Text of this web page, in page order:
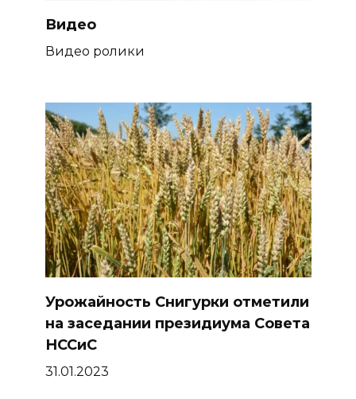
Видео
Видео ролики
Урожайность Снигурки отметили
на заседании президиума Совета
НССиС
31.01.2023